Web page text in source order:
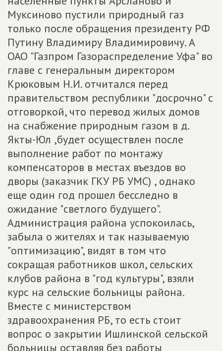
Муксиново пустили природный газ
только после обращения президенту РФ
Путину Владимиру Владимировичу. А
ОАО "Газпром Газораспределение Уфа" во
главе с генеральным директором
Крюковым Н.И. отчитался перед
правительством республики "досрочно" с
отговоркой, что перевод жилых домов
на снабжение природным газом в д.
Якты-Юл ,будет осуществлен после
выполнение работ по монтажу
компенсаторов в местах въездов во
дворы (заказчик ГКУ РБ УМС) , однако
еще один год прошел бесследно в
ожидание "светлого будущего".
Администрация района успокоилась,
забыла о жителях и так называемую
"оптимизацию", видят в том что
сокращая работников школ, сельских
клубов района в "год культуры", взяли
курс на сельские больницы района.
Вместе с министерством
здравоохранения РБ, то есть стоит
вопрос о закрытии Ишлинской сельской
больницы оставляя без работы